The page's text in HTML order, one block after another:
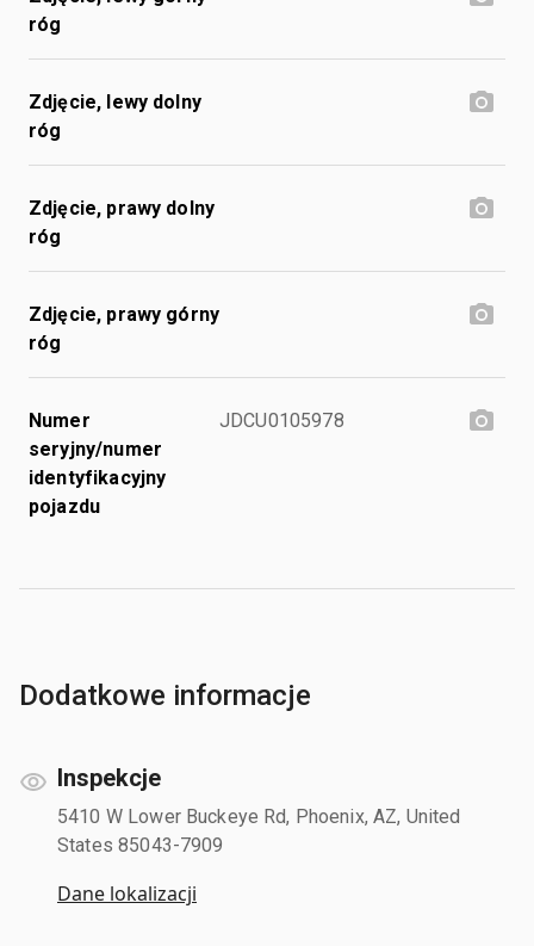
róg
Zdjęcie, lewy dolny
róg
Zdjęcie, prawy dolny
róg
Zdjęcie, prawy górny
róg
Numer
seryjny/numer
identyfikacyjny
pojazdu
JDCU0105978
Dodatkowe informacje
Inspekcje
5410 W Lower Buckeye Rd, Phoenix, AZ, United
States 85043-7909
Dane lokalizacji